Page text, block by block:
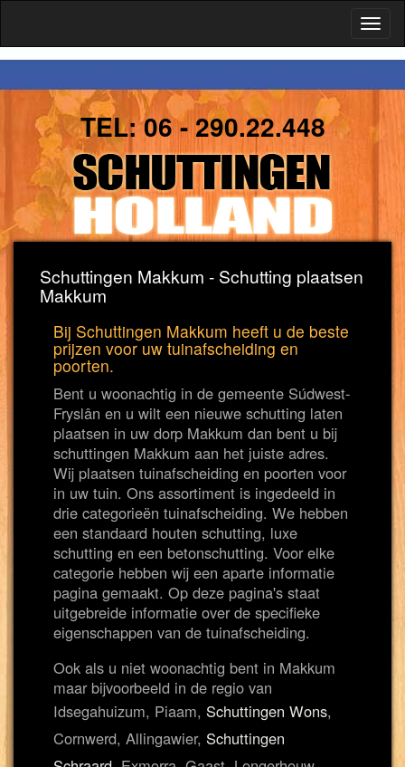
TEL:06 - 290.22.448
Schuttingen Makkum - Schutting plaatsen
Makkum
Bij Schuttingen Makkum heeft u de beste
prijzen voor uw tuinafscheiding en
poorten.
Bent u woonachtig in de gemeente Súdwest-
Fryslân en u wilt een nieuwe schutting laten
plaatsen in uw dorp Makkum dan bent u bij
schuttingen Makkum aan het juiste adres.
Wij plaatsen tuinafscheiding en poorten voor
in uw tuin. Ons assortiment is ingedeeld in
drie categorieën tuinafscheiding. We hebben
een standaard houten schutting, luxe
schutting en een betonschutting. Voor elke
categorie hebben wij een aparte informatie
pagina gemaakt. Op deze pagina's staat
uitgebreide informatie over de specifieke
eigenschappen van de tuinafscheiding.
Ook als u niet woonachtig bent in Makkum
maar bijvoorbeeld in de regio van
Idsegahuizum, Piaam, Schuttingen Wons,
Cornwerd, Allingawier, Schuttingen